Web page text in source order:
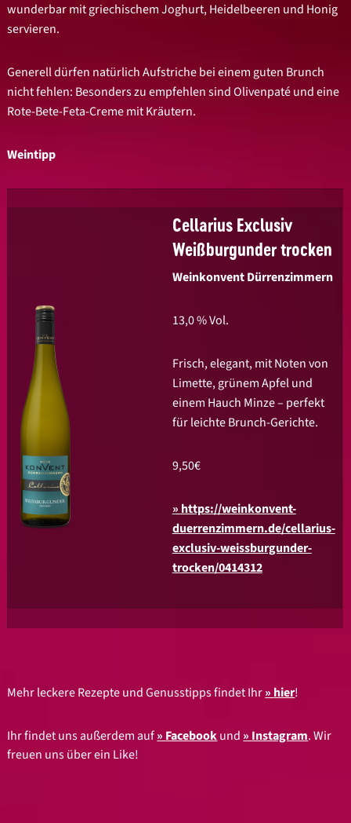
wunderbar mit griechischem Joghurt, Heidelbeeren und Honig
servieren.
Generell dürfen natürlich Aufstriche bei einem guten Brunch
nicht fehlen: Besonders zu empfehlen sind Olivenpaté und eine
Rote-Bete-Feta-Creme mit Kräutern.
Weintipp
Cellarius Exclusiv
Weißburgunder trocken
Weinkonvent Dürrenzimmern
13,0 % Vol.
Frisch, elegant, mit Noten von
Limette, grünem Apfel und
einem Hauch Minze – perfekt
für leichte Brunch-Gerichte.
9,50€
https://weinkonvent-
duerrenzimmern.de/cellarius-
exclusiv-weissburgunder-
trocken/0414312
Mehr leckere Rezepte und Genusstipps findet Ihr hier!
Ihr findet uns außerdem auf Facebookund Instagram. Wir
freuen uns über ein Like!